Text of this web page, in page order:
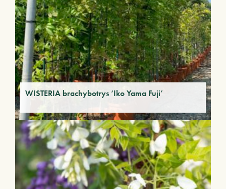
WISTERIA brachybotrys ‘Iko Yama Fuji’